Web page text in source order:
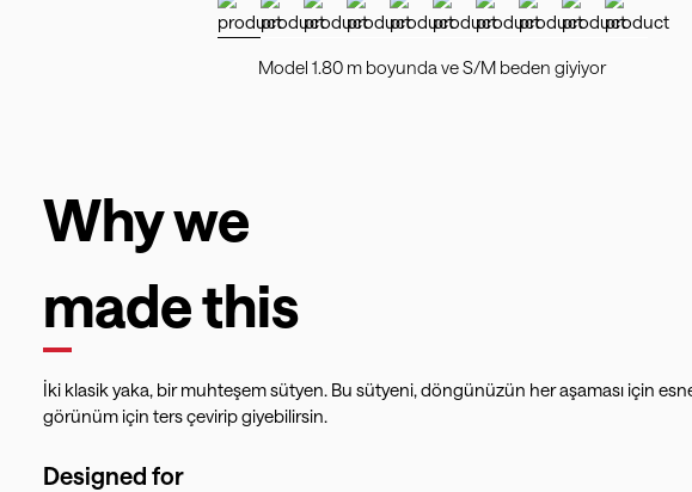
Model 1.80 m boyunda ve S/M beden giyiyor
Why we
made this
İki klasik yaka, bir muhteşem sütyen. Bu sütyeni, döngünüzün her aşaması için
görünüm için ters çevirip giyebilirsin.
Designed for